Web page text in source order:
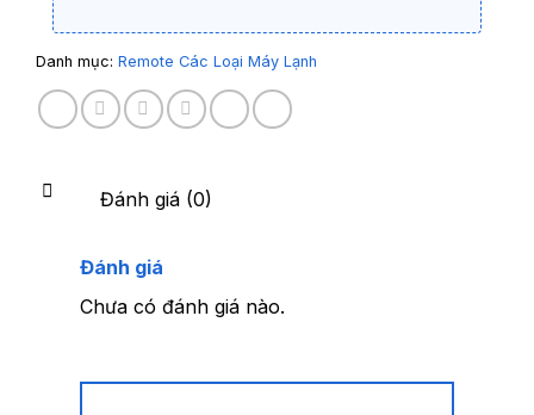
Danh mục: Remote Các Loại Máy Lạnh
Đánh giá (0)
Đánh giá
Chưa có đánh giá nào.